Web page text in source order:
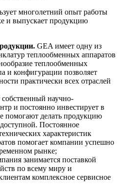
многолетний опыт работы
и выпускает продукцию
GEA имеет одну из
теплообменных аппаратов
теплообменных
и конфигурации позволяет
практически всех отраслей
научно-
и постоянно инвестирует в
помогают делать продукцию
Постоянное
характеристик
помогает компании успешно
рынке;
занимается поставкой
по всему миру и
комплексное сервисное